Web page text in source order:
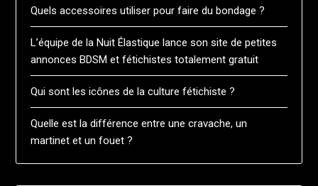
Quels accessoires utiliser pour faire du bondage ?
L’équipe de la Nuit Élastique lance son site de petites
annonces BDSM et fétichistes totalement gratuit
Qui sont les icônes de la culture fétichiste ?
Quelle est la différence entre une cravache, un
martinet et un fouet ?